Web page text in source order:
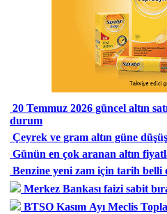
20 Temmuz 2026 güncel altın
durum
Çeyrek ve gram altın güne
Günün en çok aranan altın
Benzine yeni zam için tarih belli
Merkez Bankası faizi sabit
BTSO Kasım Ayı Meclis